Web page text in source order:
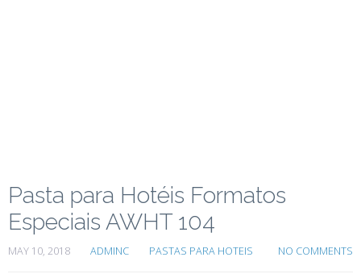
Pasta para Hotéis Formatos
Especiais AWHT 104
MAY 10, 2018 ADMINC PASTAS PARA HOTEIS NO COMMENTS